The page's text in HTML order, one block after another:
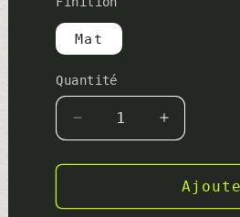
Mat
Quantité
Quantité
Réduire
la
quantité
Affiche
Augmenter
la
quantité
de
Affiche